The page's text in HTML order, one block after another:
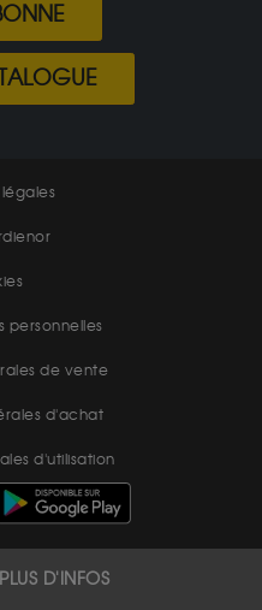
légales
personnelles
de vente
d'achat
d'utilisation
PLUS D'INFOS